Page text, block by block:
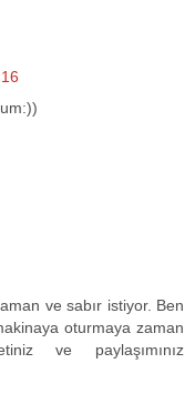
ve sabır istiyor. Ben
oturmaya zaman
ve paylaşımınız